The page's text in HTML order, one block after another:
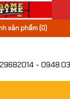
sản phẩm (0)
-